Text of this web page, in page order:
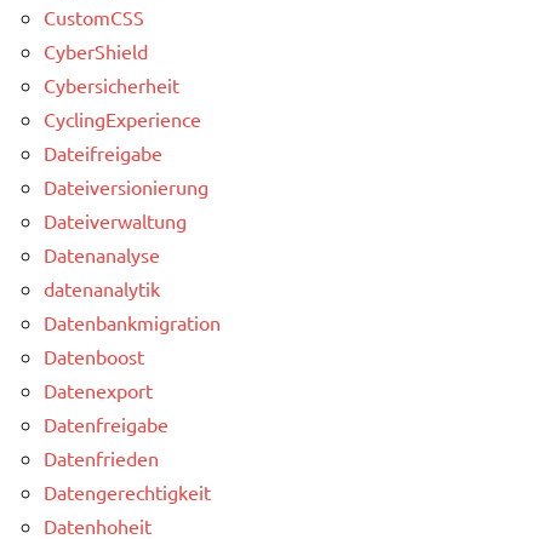
CustomCSS
CyberShield
Cybersicherheit
CyclingExperience
Dateifreigabe
Dateiversionierung
Dateiverwaltung
Datenanalyse
datenanalytik
Datenbankmigration
Datenboost
Datenexport
Datenfreigabe
Datenfrieden
Datengerechtigkeit
Datenhoheit